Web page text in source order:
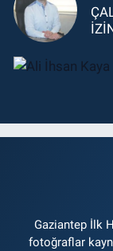
Gaziantep İlk
fotoğraflar